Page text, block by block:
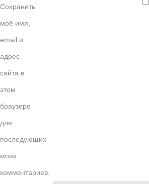
Сохранить
моё имя,
email и
адрес
сайта в
этом
браузере
для
последующих
моих
комментариев.